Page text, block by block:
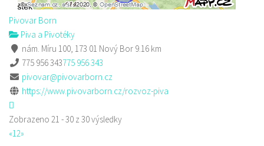
Pivovar Born
Piva a Pivotéky
nám. Míru 100, 173 01 Nový Bor 9.16 km
775 956 343775 956 343
pivovar@pivovarborn.cz
https://www.pivovarborn.cz/rozvoz-piva
Zobrazeno 21 - 30 z 30 výsledky
«12»